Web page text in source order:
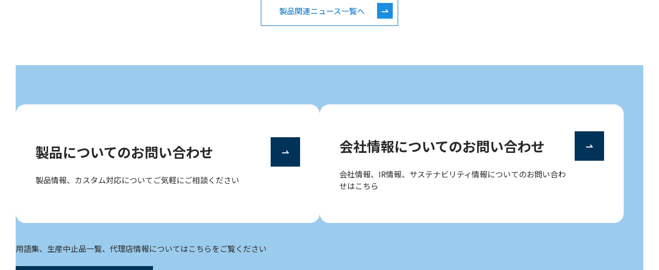
製品関連ニュース一覧へ
製品についてのお問い合わせ
製品情報、カスタム対応についてご気軽にご相談ください
用語集、生産中止品一覧、代理店情報についてはこちらをご覧ください
会社情報についてのお問い合わせ
会社情報、IR情報、サステナビリティ情報についてのお問い合わ
せはこちら